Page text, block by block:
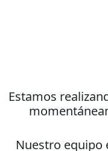
Estamos
Nuestro equipo